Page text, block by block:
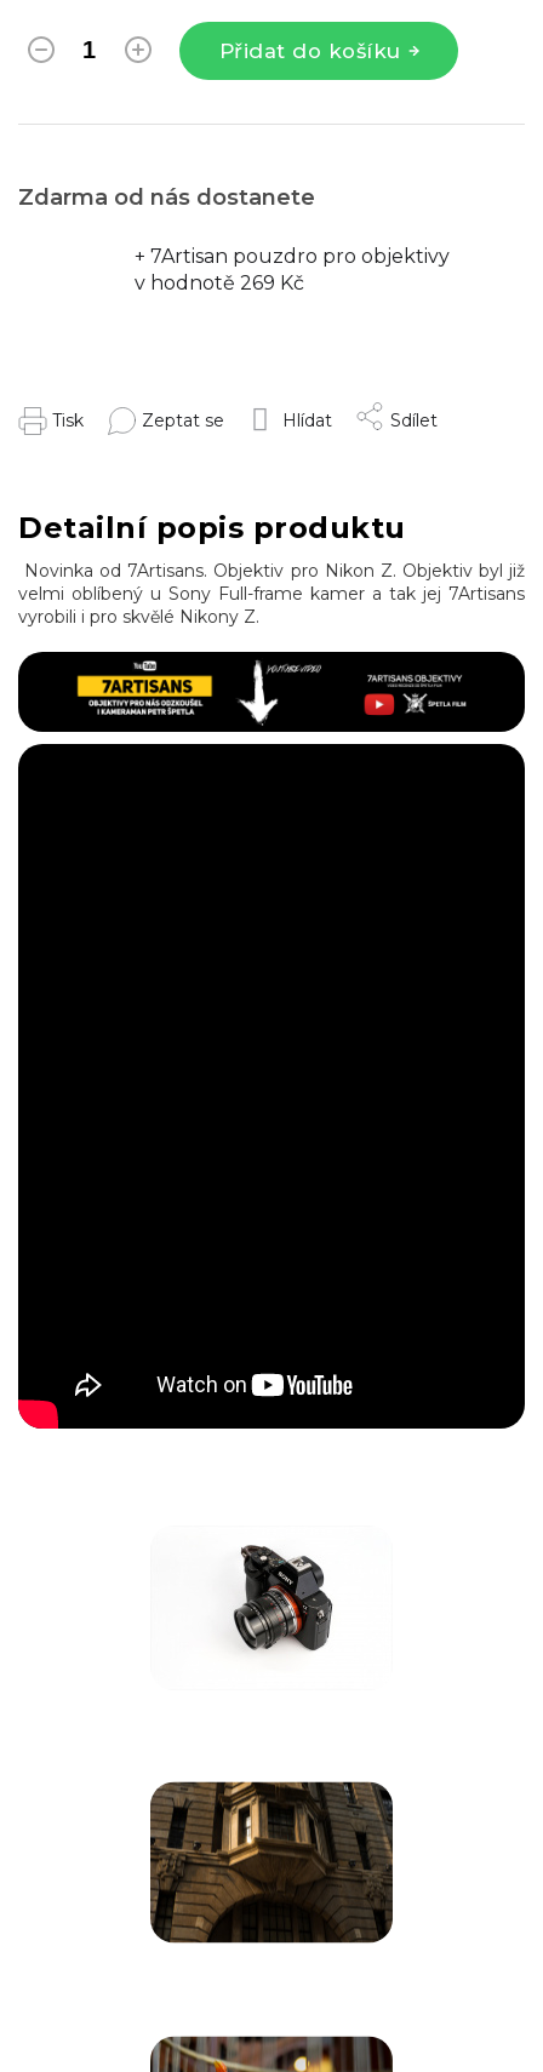
Přidat do košíku
Zdarma od nás dostanete
+ 7Artisan pouzdro pro objektivy
v hodnotě 269 Kč
Tisk Zeptat se Hlídat Sdílet
Detailní popis produktu
Novinka od 7Artisans. Objektiv pro Nikon Z. Objektiv byl již
velmi oblíbený u Sony Full-frame kamer a tak jej 7Artisans
vyrobili i pro skvělé Nikony Z.